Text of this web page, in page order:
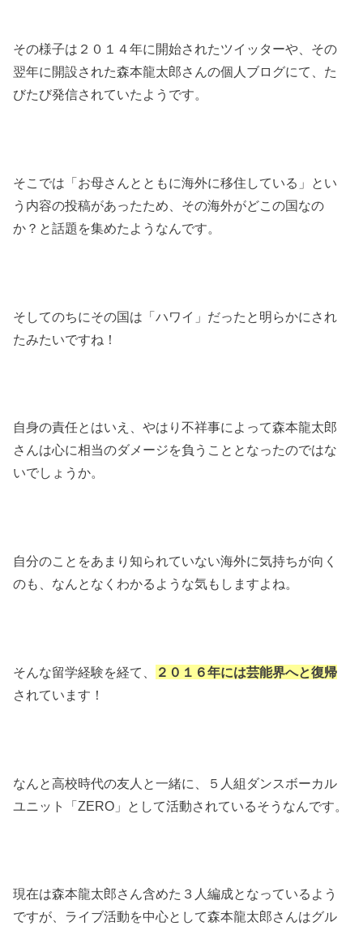
その様子は２０１４年に開始されたツイッターや、その
翌年に開設された森本龍太郎さんの個人ブログにて、た
びたび発信されていたようです。
そこでは「お母さんとともに海外に移住している」とい
う内容の投稿があったため、その海外がどこの国なの
か？と話題を集めたようなんです。
そしてのちにその国は「ハワイ」だったと明らかにされ
たみたいですね！
自身の責任とはいえ、やはり不祥事によって森本龍太郎
さんは心に相当のダメージを負うこととなったのではな
いでしょうか。
自分のことをあまり知られていない海外に気持ちが向く
のも、なんとなくわかるような気もしますよね。
そんな留学経験を経て、
２０１６年には芸能界へと復帰
されています！
なんと高校時代の友人と一緒に、５人組ダンスボーカル
ユニット「ZERO」として活動されているそうなんです。
現在は森本龍太郎さん含めた３人編成となっているよう
ですが、ライブ活動を中心として森本龍太郎さんはグル